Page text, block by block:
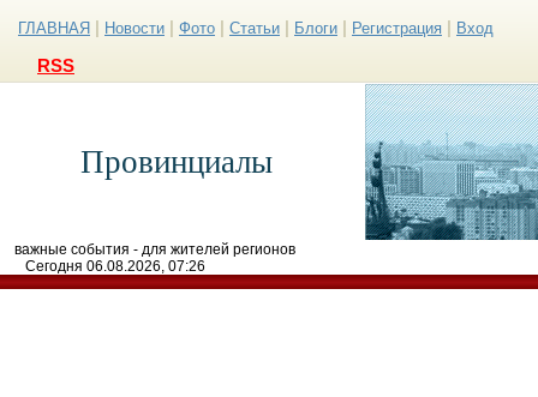
ГЛАВНАЯ Новости Фото Статьи Блоги Регистрация Вход
RSS
Провинциалы
важные события - для жителей регионов
Сегодня 06.08.2026, 07:26